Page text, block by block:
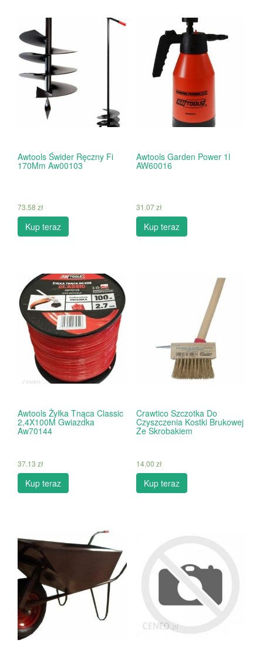
Awtools Świder Ręczny Fi
170Mm Aw00103
73.58 zł
Kup teraz
Awtools Garden Power 1l
AW60016
31.07zł
Kup teraz
Awtools Żyłka Tnąca Classic
2,4X100M Gwiazdka
Aw70144
37.13 zł
Kup teraz
Crawtico Szczotka Do
Czyszczenia Kostki Brukowej
Ze Skrobakiem
14.00 zł
Kup teraz